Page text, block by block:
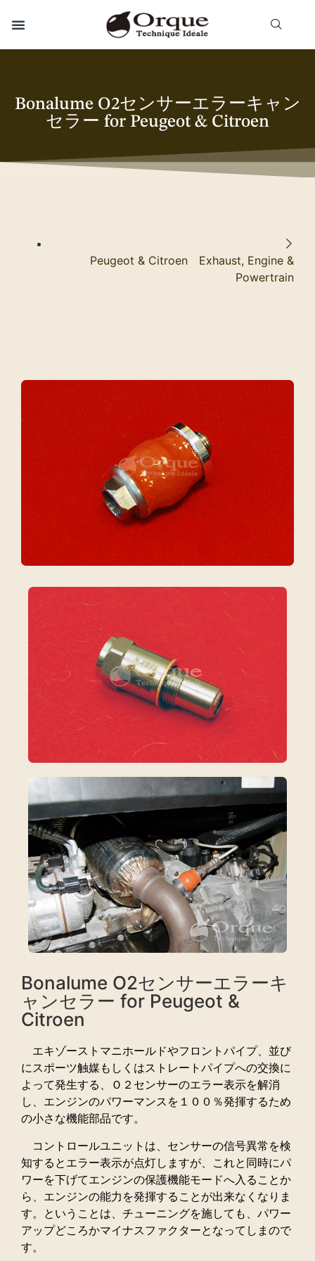
Bonalume O2センサーエラーキャン
セラー for Peugeot & Citroen
Peugeot & Citroen Exhaust, Engine &
Powertrain
Bonalume O2センサーエラーキ
ャンセラー for Peugeot &
Citroen
エキゾーストマニホールドやフロントパイプ、並び
にスポーツ触媒もしくはストレートパイプへの交換に
よって発生する、Ｏ２センサーのエラー表示を解消
し、エンジンのパワーマンスを１００％発揮するため
の小さな機能部品です。
コントロールユニットは、センサーの信号異常を検
知するとエラー表示が点灯しますが、これと同時にパ
ワーを下げてエンジンの保護機能モードへ入ることか
ら、エンジンの能力を発揮することが出来なくなりま
す。ということは、チューニングを施しても、パワー
アップどころかマイナスファクターとなってしまので
す。